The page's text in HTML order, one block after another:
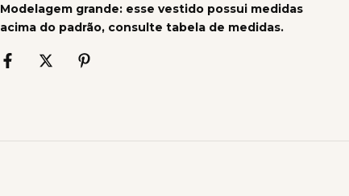
Modelagem grande: esse vestido possui medidas
acima do padrão, consulte tabela de medidas.